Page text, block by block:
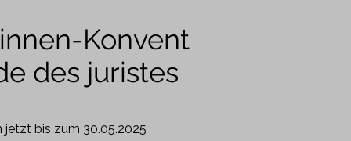
Konvent
des juristes
jetzt bis zum 30.05.2025